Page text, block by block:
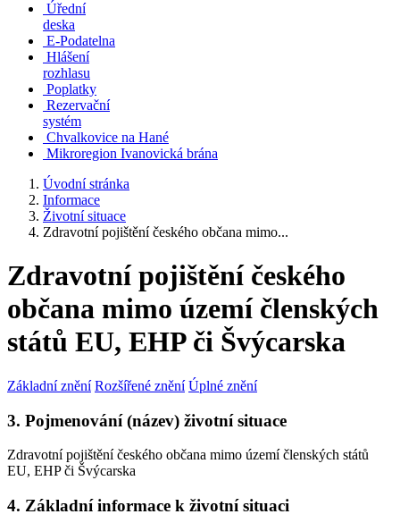
Úřední
deska
E-Podatelna
Hlášení
rozhlasu
Poplatky
Rezervační
systém
Chvalkovice na Hané
Mikroregion Ivanovická brána
Úvodní stránka
Informace
Životní situace
Zdravotní pojištění českého občana mimo...
Zdravotní pojištění českého
občana mimo území členských
států EU, EHP či Švýcarska
Základní znění Rozšířené znění Úplné znění
3. Pojmenování (název) životní situace
Zdravotní pojištění českého občana mimo území členských států
EU, EHP či Švýcarska
4. Základní informace k životní situaci